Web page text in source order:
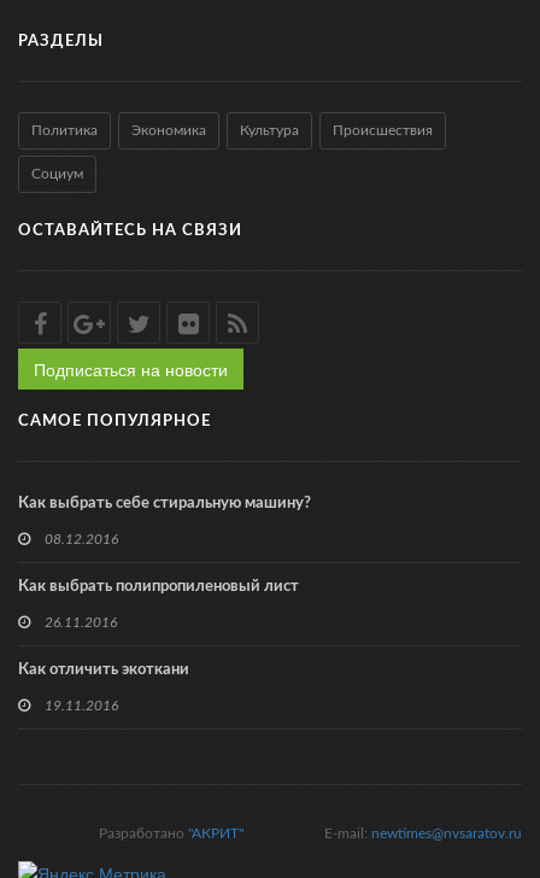
РАЗДЕЛЫ
Политика Экономика Культура Происшествия
Социум
ОСТАВАЙТЕСЬ НА СВЯЗИ
Подписаться на новости
САМОЕ ПОПУЛЯРНОЕ
Как выбрать себе стиральную машину?
08.12.2016
Как выбрать полипропиленовый лист
26.11.2016
Как отличить экоткани
19.11.2016
E-mail: newtimes@nvsaratov.ru
Разработано "АКРИТ"